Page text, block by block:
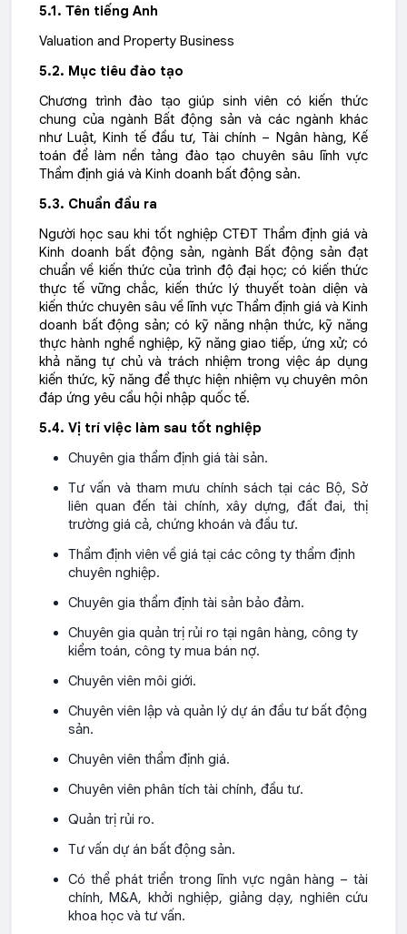
5.1. Tên tiếng Anh
Valuation and Property Business
5.2. Mục tiêu đào tạo
Chương trình đào tạo giúp sinh viên có kiến thức
chung của ngành Bất động sản và các ngành khác
như Luật, Kinh tế đầu tư, Tài chính – Ngân hàng, Kế
toán để làm nền tảng đào tạo chuyên sâu lĩnh vực
Thẩm định giá và Kinh doanh bất động sản.
5.3. Chuẩn đầu ra
Người học sau khi tốt nghiệp CTĐT Thẩm định giá và
Kinh doanh bất động sản, ngành Bất động sản đạt
chuẩn về kiến thức của trình độ đại học; có kiến thức
thực tế vững chắc, kiến thức lý thuyết toàn diện và
kiến thức chuyên sâu về lĩnh vực Thẩm định giá và Kinh
doanh bất động sản; có kỹ năng nhận thức, kỹ năng
thực hành nghề nghiệp, kỹ năng giao tiếp, ứng xử; có
khả năng tự chủ và trách nhiệm trong việc áp dụng
kiến thức, kỹ năng để thực hiện nhiệm vụ chuyên môn
đáp ứng yêu cầu hội nhập quốc tế.
5.4. Vị trí việc làm sau tốt nghiệp
Chuyên gia thẩm định giá tài sản.
Tư vấn và tham mưu chính sách tại các Bộ, Sở
liên quan đến tài chính, xây dựng, đất đai, thị
trường giá cả, chứng khoán và đầu tư.
Thẩm định viên về giá tại các công ty thẩm định
chuyên nghiệp.
Chuyên gia thẩm định tài sản bảo đảm.
Chuyên gia quản trị rủi ro tại ngân hàng, công ty
kiểm toán, công ty mua bán nợ.
Chuyên viên môi giới.
Chuyên viên lập và quản lý dự án đầu tư bất động
sản.
Chuyên viên thẩm định giá.
Chuyên viên phân tích tài chính, đầu tư.
Quản trị rủi ro.
Tư vấn dự án bất động sản.
Có thể phát triển trong lĩnh vực ngân hàng – tài
chính, M&A, khởi nghiệp, giảng dạy, nghiên cứu
khoa học và tư vấn.